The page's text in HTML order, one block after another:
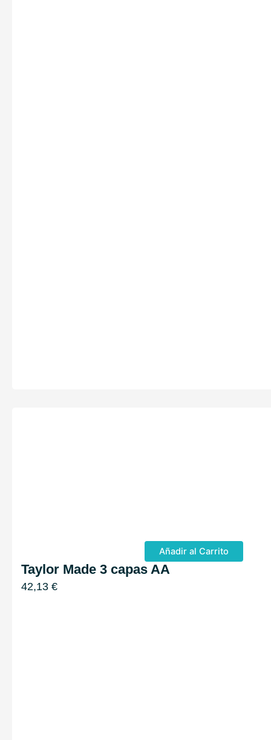
Añadir al Carrito
Taylor Made 3 capas AA
42,13 €